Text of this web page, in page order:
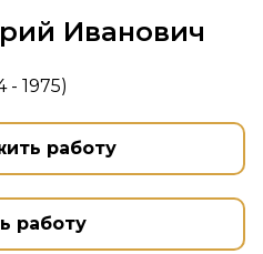
Иванович
- 1975)
работу
работу